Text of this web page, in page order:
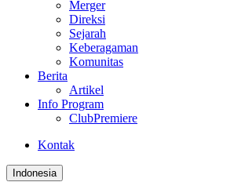
Merger
Direksi
Sejarah
Keberagaman
Komunitas
Berita
Artikel
Info Program
ClubPremiere
Kontak
Indonesia